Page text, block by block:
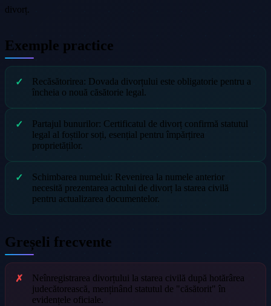
divorț.
Exemple practice
Recăsătorirea: Dovada divorțului este obligatorie pentru a
încheia o nouă căsătorie legal.
Partajul bunurilor: Certificatul de divorț confirmă statutul
legal al foștilor soți, esențial pentru împărțirea
proprietăților.
Schimbarea numelui: Revenirea la numele anterior
necesită prezentarea actului de divorț la starea civilă
pentru actualizarea documentelor.
Greșeli frecvente
Neînregistrarea divorțului la starea civilă după hotărârea
judecătorească, menținând statutul de "căsătorit" în
evidențele oficiale.